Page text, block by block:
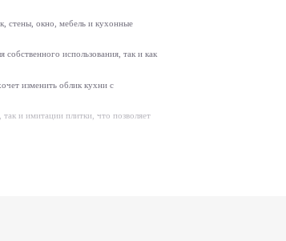
стены, окно, мебель и кухонные
использования, так и как
изменить облик кухни с
и имитации плитки, что позволяет